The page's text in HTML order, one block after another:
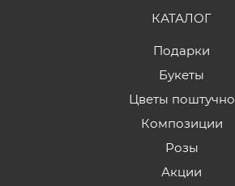
КАТАЛОГ
Подарки
Букеты
Цветы поштучно
Композиции
Розы
Акции